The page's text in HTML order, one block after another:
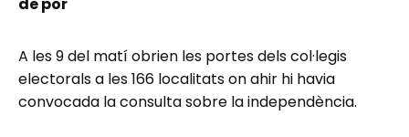
A les 9 del matí obrien les portes dels col·legis
electorals a les 166 localitats on ahir hi havia
convocada la consulta sobre la independència.